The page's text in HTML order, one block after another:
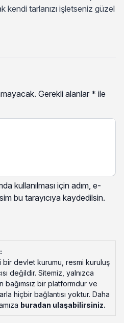
kendi tarlanızı işletseniz güzel
Gerekli alanlar * ile
kullanılması için adım, e-
bu tarayıcıya kaydedilsin.
bir devlet kurumu, resmi kuruluş
değildir. Sitemiz, yalnızca
bir platformdur ve
hiçbir bağlantısı yoktur. Daha
buradan ulaşabilirsiniz.